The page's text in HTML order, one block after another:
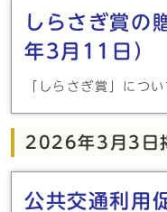
しらさぎ賞の
年3月11日）
「しらさぎ賞」につ
2026年3月3日
公共交通利用